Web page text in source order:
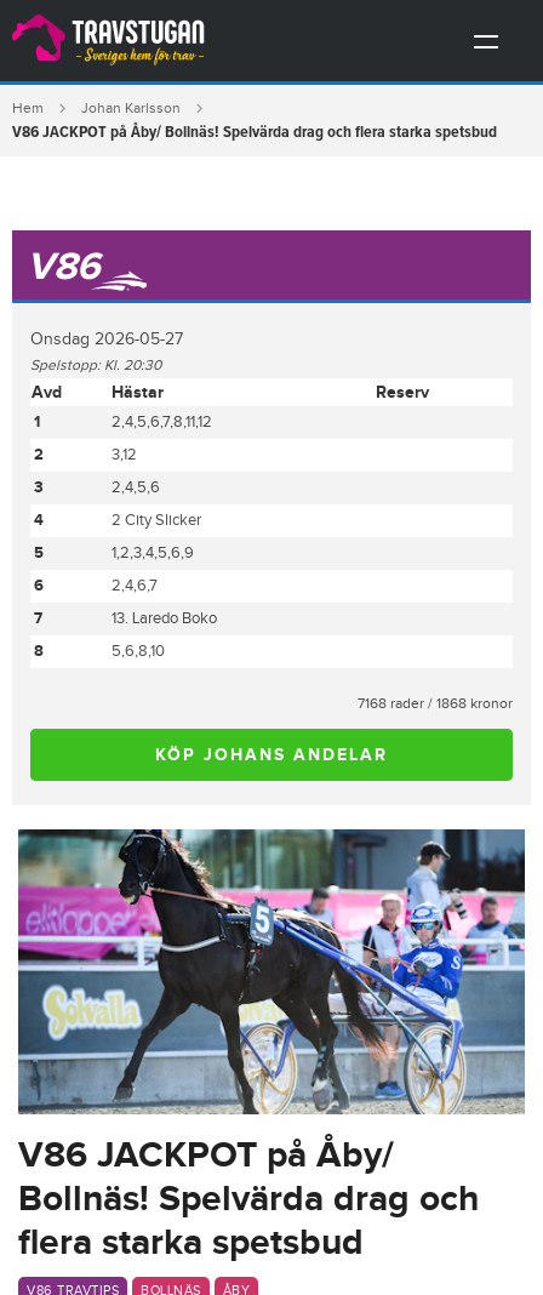
Hem Johan Karlsson
V86 JACKPOT på Åby/ Bollnäs! Spelvärda drag och flera starka spetsbud
V86
Onsdag 2026-05-27
Spelstopp: Kl. 20:30
Avd Hästar Reserv
1
2,4,5,6,7,8,11,12
2
3,12
3
2,4,5,6
4
2 City Slicker
5
1,2,3,4,5,6,9
6
2,4,6,7
7
13. Laredo Boko
8
5,6,8,10
7168 rader / 1868 kronor
KÖP JOHANS ANDELAR
V86 JACKPOT på Åby/
Bollnäs! Spelvärda drag och
flera starka spetsbud
V86 TRAVTIPS BOLLNÄS ÅBY